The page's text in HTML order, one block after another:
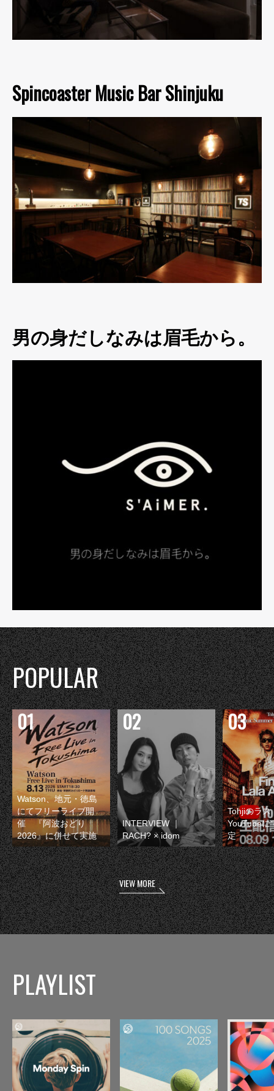
Spincoaster Music Bar Shinjuku
男の身だしなみは眉毛から。
POPULAR
Watson、地元・徳島
にてフリーライブ開
催 『阿波おどり
2026』に併せて実施
INTERVIEW ｜
RACH? × idom
Tohjiのラス
YouTubeに
定
VIEW MORE
PLAYLIST